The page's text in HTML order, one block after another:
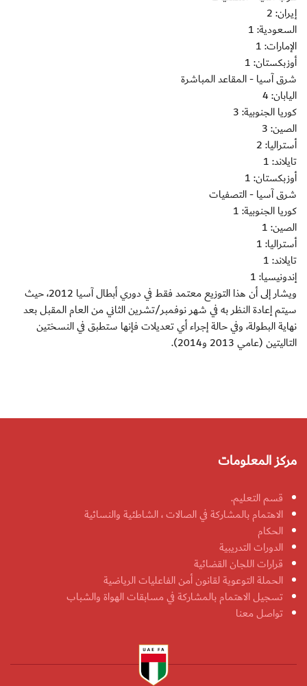
إيران: 2
السعودية: 1
الإمارات: 1
أوزبكستان: 1
شرق آسيا - المقاعد المباشرة
اليابان: 4
كوريا الجنوبية: 3
الصين: 3
أستراليا: 2
تايلاند: 1
أوزبكستان: 1
شرق آسيا - التصفيات
كوريا الجنوبية: 1
الصين: 1
أستراليا: 1
تايلاند: 1
إندونيسيا: 1
ويشار إلى أن هذا التوزيع معتمد فقط في دوري أبطال آسيا 2012، حيث
سيتم إعادة النظر به في شهر نوفمبر/تشرين الثاني من العام المقبل بعد
نهاية البطولة، وفي حالة إجراء أي تعديلات فإنها ستطبق في النسختين
التاليتين (عامي 2013 و2014).
مركز المعلومات
قسم التعليم.
الاهتمام بالمشاركة في الصالات ، الشاطئية والنسائية
الحكام
الدورات التدريبية
قرارات اللجان القضائية
الحملة التوعوية لقانون أمن الفاعليات الرياضية
تسجيل الاهتمام بالمشاركة في مسابقات الهواة والشباب
تواصل معنا